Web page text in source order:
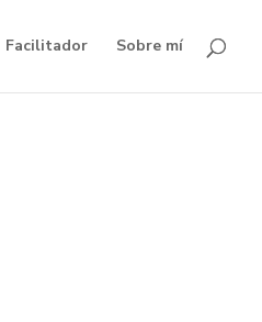
Facilitador Sobre mí